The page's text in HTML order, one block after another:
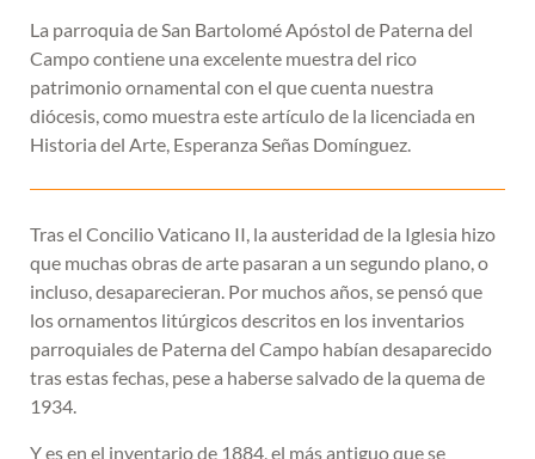
La parroquia de San Bartolomé Apóstol de Paterna del
Campo contiene una excelente muestra del rico
patrimonio ornamental con el que cuenta nuestra
diócesis, como muestra este artículo de la licenciada en
Historia del Arte, Esperanza Señas Domínguez.
Tras el Concilio Vaticano II, la austeridad de la Iglesia hizo
que muchas obras de arte pasaran a un segundo plano, o
incluso, desaparecieran. Por muchos años, se pensó que
los ornamentos litúrgicos descritos en los inventarios
parroquiales de Paterna del Campo habían desaparecido
tras estas fechas, pese a haberse salvado de la quema de
1934.
Y es en el inventario de 1884, el más antiguo que se